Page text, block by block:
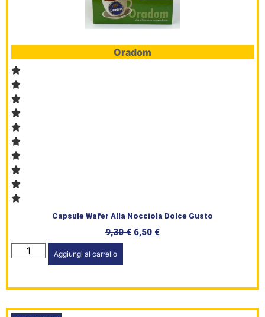
Oradom
Capsule Wafer Alla Nocciola Dolce Gusto
9,30€ 6,50 €
Aggiungi al carrello